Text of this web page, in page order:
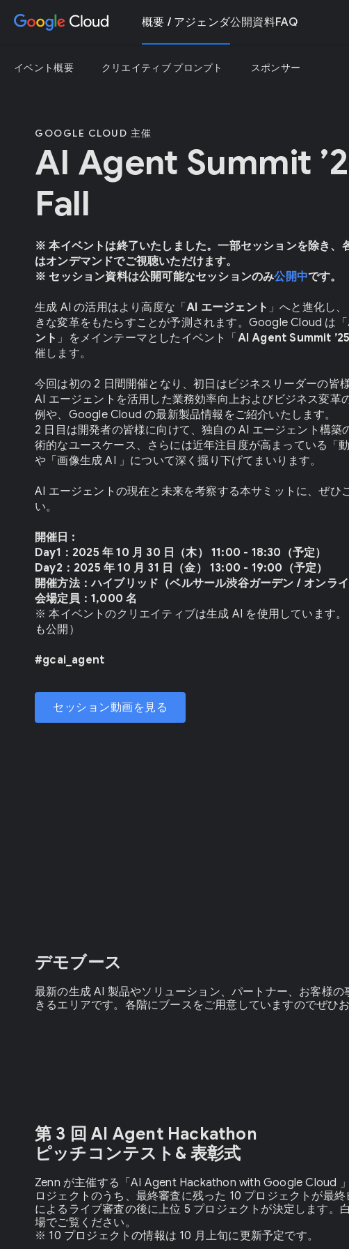
概要 / アジェンダ公開資料FAQ
イベント概要 クリエイティブ プロンプト スポンサー
GOOGLE CLOUD 主催
AI Agent Summit
Fall
※ 本イベントは終了いたしました。一部セッションを除き、
はオンデマンドでご視聴いただけます。
※ セッション資料は公開可能なセッションのみ公開中です。
生成 AI の活用はより高度な「AI エージェント 」へと進化し
きな変革をもたらすことが予測されます。Google Cloud は「
ント 」をメインテーマとしたイベント「 AI Agent Summit
催します。
今回は初の 2 日間開催となり、初日はビジネスリーダーの皆様
AI エージェントを活用した業務効率向上およびビジネス変革
例や、Google Cloud の最新製品情報をご紹介いたします。
2 日目は開発者の皆様に向けて、独自の AI エージェント構築
術的なユースケース、さらには近年注目度が高まっている「動
や「画像生成 AI 」について深く掘り下げてまいります。
AI エージェントの現在と未来を考察する本サミットに、ぜひ
い。
開催日 :
Day1：2025 年 10 月 30 日（木） 11:00 - 18:30（予定）
Day2：2025 年 10 月 31 日（金） 13:00 - 19:00（予定）
開催方法：ハイブリッド（ベルサール渋谷ガーデン / オンライ
会場定員：1,000 名
※ 本イベントのクリエイティブは生成 AI を使用しています。
も公開）
#gcai_agent
セッション動画を見る
デモブース
最新の生成 AI 製品やソリューション、パートナー、お客様
きるエリアです。各階にブースをご用意していますのでぜひ
第 3 回 AI Agent Hackathon
ピッチコンテスト& 表彰式
Zenn が主催する「AI Agent Hackathon with Google Cloud
ロジェクトのうち、最終審査に残った 10 プロジェクトが最
によるライブ審査の後に上位 5 プロジェクトが決定します。
場でご覧ください。
※ 10 プロジェクトの情報は 10 月上旬に更新予定です。